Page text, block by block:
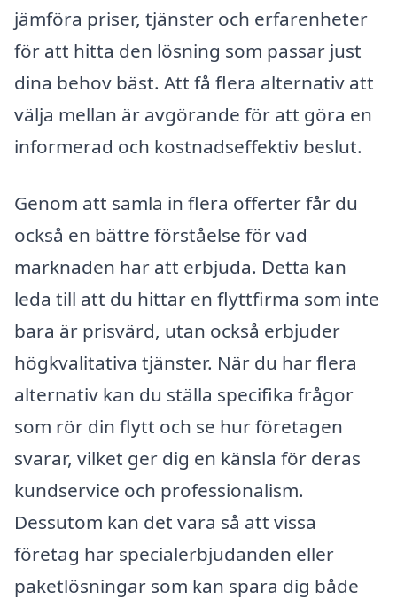
jämföra priser, tjänster och erfarenheter
för att hitta den lösning som passar just
dina behov bäst. Att få flera alternativ att
välja mellan är avgörande för att göra en
informerad och kostnadseffektiv beslut.
Genom att samla in flera offerter får du
också en bättre förståelse för vad
marknaden har att erbjuda. Detta kan
leda till att du hittar en flyttfirma som inte
bara är prisvärd, utan också erbjuder
högkvalitativa tjänster. När du har flera
alternativ kan du ställa specifika frågor
som rör din flytt och se hur företagen
svarar, vilket ger dig en känsla för deras
kundservice och professionalism.
Dessutom kan det vara så att vissa
företag har specialerbjudanden eller
paketlösningar som kan spara dig både